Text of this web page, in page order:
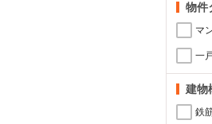
物件
マ
一
建物
鉄